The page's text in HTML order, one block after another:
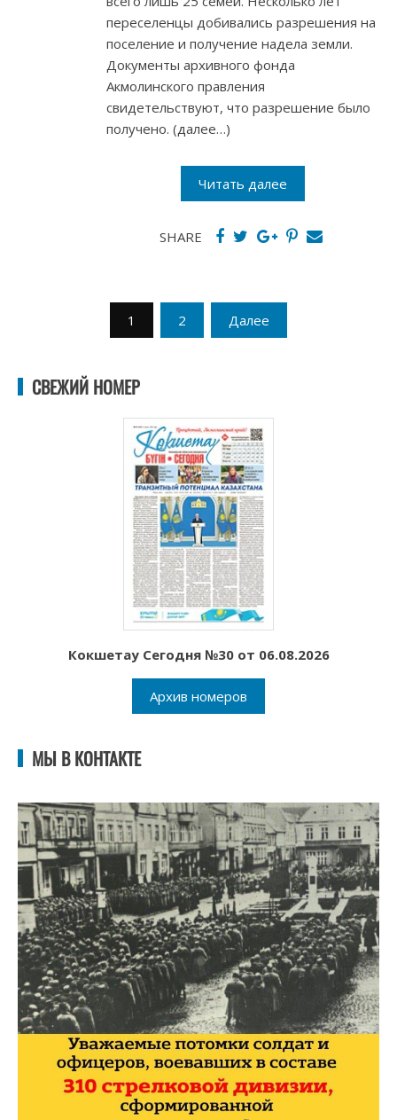
переселенцы добивались разрешения на
поселение и получение надела земли.
Документы архивного фонда
Акмолинского правления
свидетельствуют, что разрешение было
получено. (далее…)
Читать далее
SHARE
1 2 Далее
СВЕЖИЙ НОМЕР
Кокшетау Сегодня №30 от 06.08.2026
Архив номеров
МЫ В КОНТАКТЕ